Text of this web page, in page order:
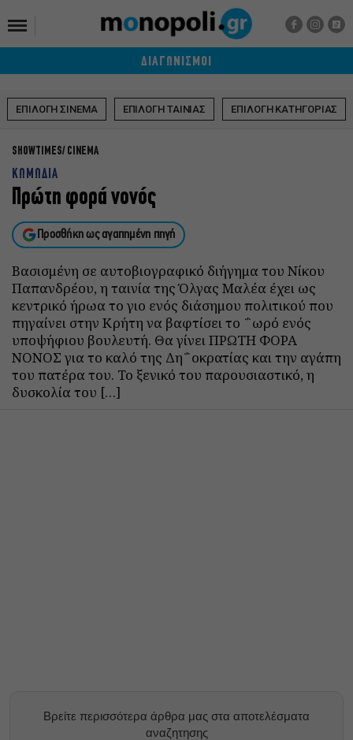
ΔΙΑΓΩΝΙΣΜΟΙ
ΕΠΙΛΟΓΗ ΣΙΝΕΜΑ ΕΠΙΛΟΓΗ ΤΑΙΝΙΑΣ ΕΠΙΛΟΓΗ ΚΑΤΗΓΟΡΙΑΣ
SHOWTIMES CINEMA
ΚΩΜΩΔΙΑ
Πρώτη φορά νονός
Προσθήκη ως αγαπημένη πηγή
Βασισμένη σε αυτοβιογραφικό διήγημα του Νίκου
Παπανδρέου, η ταινία της Όλγας Μαλέα έχει ως
κεντρικό ήρωα το γιο ενός διάσημου πολιτικού που
πηγαίνει στην Κρήτη να βαφτίσει το ΅ωρό ενός
υποψήφιου βουλευτή. Θα γίνει ΠΡΩΤΗ ΦΟΡΑ
ΝΟΝΟΣ για το καλό της Δη΅οκρατίας και την αγάπη
του πατέρα του. Το ξενικό του παρουσιαστικό, η
δυσκολία του […]
Βρείτε περισσότερα άρθρα μας στα αποτελέσματα
αναζητησης